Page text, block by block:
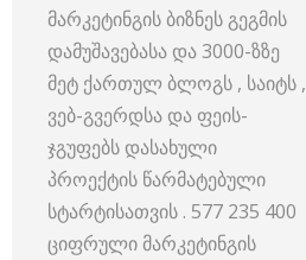
მარკეტინგის ბიზნეს გეგმის
დამუშავებასა და 3000-ზზე
მეტ ქართულ ბლოგს , საიტს ,
ვებ-გვერდსა და ფეის-
ჯგუფებს დასახული
პროექტის წარმატებული
სტარტისათვის . 577 235 400
ციფრული მარკეტინგის